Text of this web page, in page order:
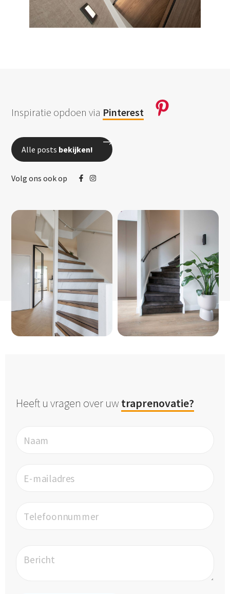
Inspiratie opdoen via Pinterest
Alle posts bekijken!
Volg ons ook op
Heeft u vragen over uwtraprenovatie?
Naam
E-mailadres
Telefoonnummer
Bericht